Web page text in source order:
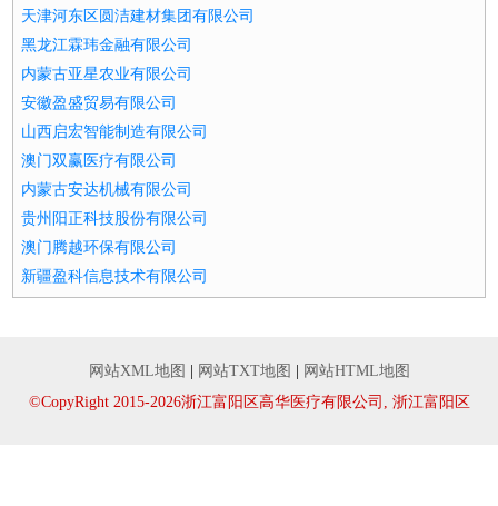
天津河东区圆洁建材集团有限公司
黑龙江霖玮金融有限公司
内蒙古亚星农业有限公司
安徽盈盛贸易有限公司
山西启宏智能制造有限公司
澳门双赢医疗有限公司
内蒙古安达机械有限公司
贵州阳正科技股份有限公司
澳门腾越环保有限公司
新疆盈科信息技术有限公司
网站XML地图 网站TXT地图
网站HTML地图
©CopyRight 2015-2026浙江富阳区高华医疗有限公司, 浙江富阳区